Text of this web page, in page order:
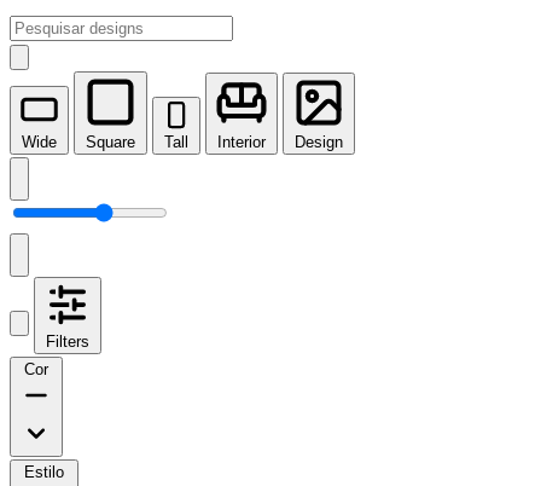
Wide Square Tall Interior Design
Filters
Cor
Estilo